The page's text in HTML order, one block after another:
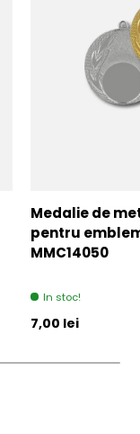
Medalie de
pentru
MMC14050
In stoc!
Pret initial
7,00 lei